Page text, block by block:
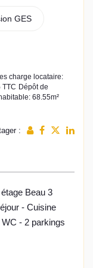
GES
charge locataire:
TTC Dépôt de
68.55m²
:
Beau 3
- Cuisine
- 2 parkings